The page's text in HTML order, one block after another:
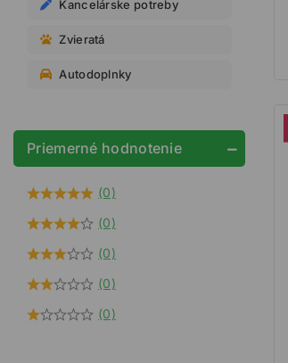
Kancelárske potreby
Zvieratá
Autodoplnky
Priemerné hodnotenie
(0)
(0)
(0)
(0)
(0)